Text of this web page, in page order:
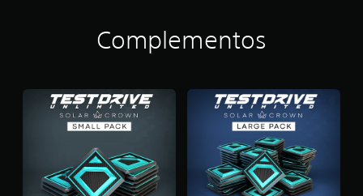
Complementos